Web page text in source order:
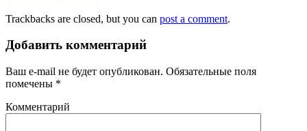
Trackbacks are closed, but you can post a comment.
Добавить комментарий
Ваш e-mail не будет опубликован. Обязательные поля
помечены *
Комментарий